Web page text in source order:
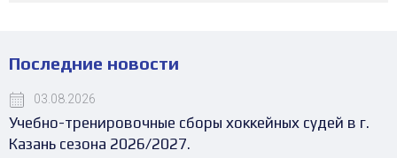
Последние новости
03.08.2026
Учебно-тренировочные сборы хоккейных судей в г.
Казань сезона 2026/2027.